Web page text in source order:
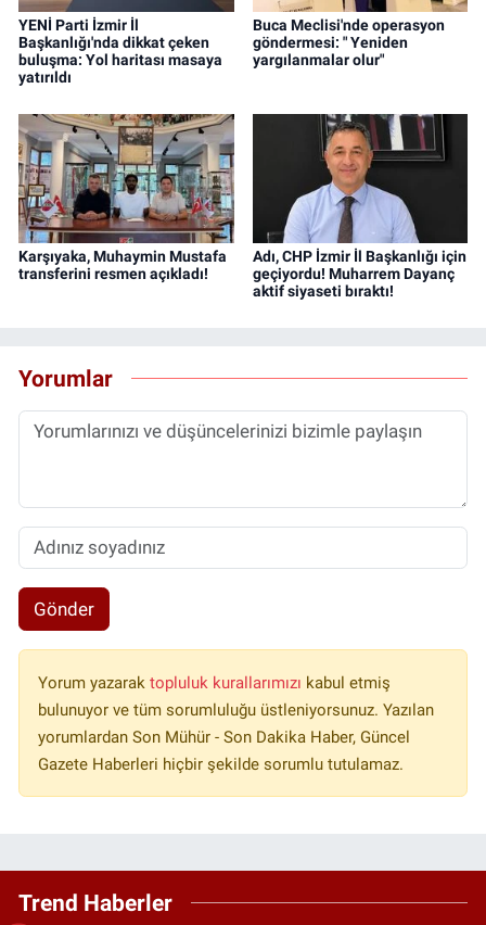
YENİ Parti İzmir İl
Başkanlığı'nda dikkat çeken
buluşma: Yol haritası masaya
yatırıldı
Buca Meclisi'nde operasyon
göndermesi: " Yeniden
yargılanmalar olur"
Karşıyaka, Muhaymin Mustafa
transferini resmen açıkladı!
Adı, CHP İzmir İl Başkanlığı için
geçiyordu! Muharrem Dayanç
aktif siyaseti bıraktı!
Yorumlar
Gönder
Yorum yazarak topluluk kurallarımızı kabul etmiş
bulunuyor ve tüm sorumluluğu üstleniyorsunuz. Yazılan
yorumlardan Son Mühür - Son Dakika Haber, Güncel
Gazete Haberleri hiçbir şekilde sorumlu tutulamaz.
Trend Haberler